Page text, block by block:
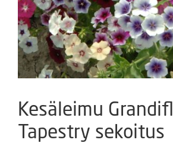
Kesäleimu
Tapestry sekoitus